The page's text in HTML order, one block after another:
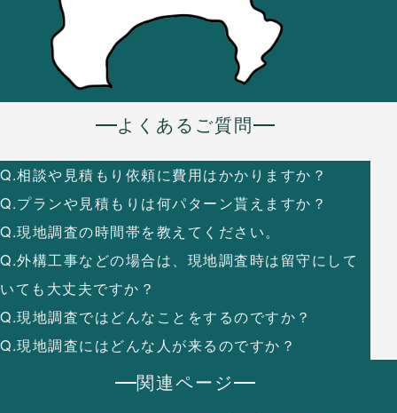
よくあるご質問
Q.相談や見積もり依頼に費用はかかりますか？
Q.プランや見積もりは何パターン貰えますか？
Q.現地調査の時間帯を教えてください。
Q.外構工事などの場合は、現地調査時は留守にして
いても大丈夫ですか？
Q.現地調査ではどんなことをするのですか？
Q.現地調査にはどんな人が来るのですか？
関連ページ